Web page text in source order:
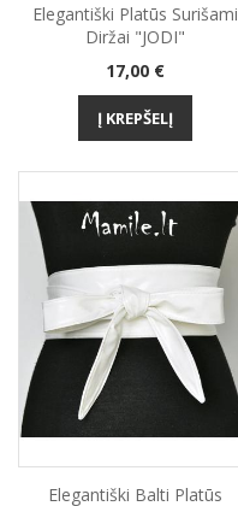
Elegantiški Platūs Surišami
Diržai "JODI"
Kaina
17,00 €
Į KREPŠELĮ
Elegantiški Balti Platūs